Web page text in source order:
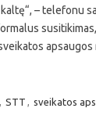
– telefonu
, STT , sveikatos